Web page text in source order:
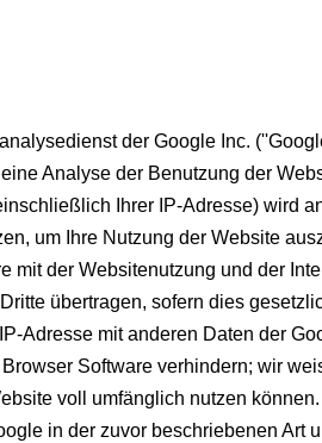
der Google Inc.
Analyse der Benutzung der
Ihrer IP-Adresse) wird
um Ihre Nutzung der Website
mit der Websitenutzung und der
übertragen, sofern dies
Adresse mit anderen Daten der
Software verhindern; wir
voll umfänglich nutzen
in der zuvor beschriebenen Art